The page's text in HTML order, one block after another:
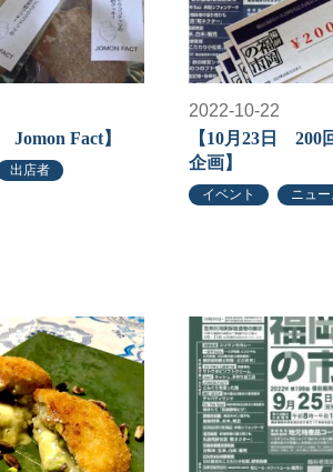
Jomon Fact】
出店者
2022-10-22
【10月23日 200
企画】
イベント ニュー